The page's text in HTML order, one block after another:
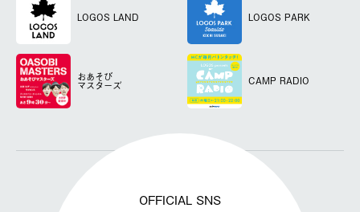
LOGOS LAND LOGOS PARK
おあそび
マスターズ CAMP RADIO
OFFICIAL SNS